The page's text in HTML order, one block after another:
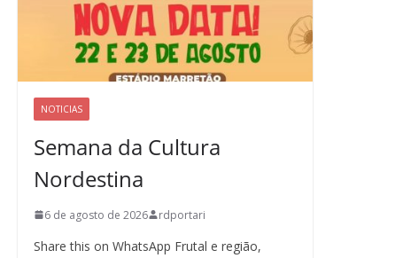
NOTICIAS
Semana da Cultura
Nordestina
6 de agosto de 2026 rdportari
Share this on WhatsApp Frutal e região,